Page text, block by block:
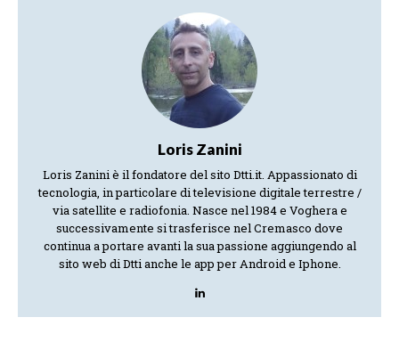
Loris Zanini
Loris Zanini è il fondatore del sito Dtti.it. Appassionato di
tecnologia, in particolare di televisione digitale terrestre /
via satellite e radiofonia. Nasce nel 1984 e Voghera e
successivamente si trasferisce nel Cremasco dove
continua a portare avanti la sua passione aggiungendo al
sito web di Dtti anche le app per Android e Iphone.